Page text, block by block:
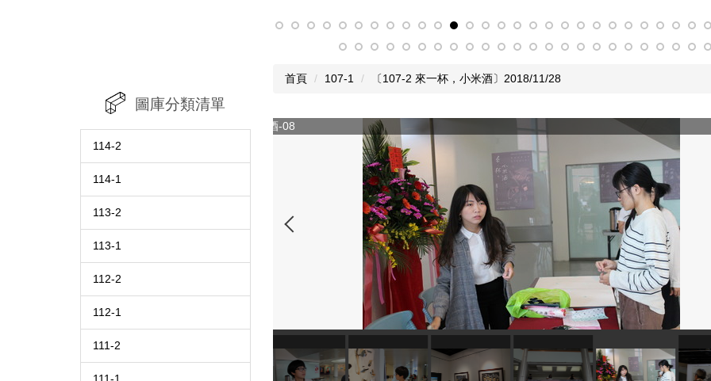
圖庫分類清單
114-2
114-1
113-2
113-1
112-2
112-1
111-2
首頁 107-1 〔107-2 來一杯，小米酒〕2018/11/28
107-2 來一杯，小米酒-08